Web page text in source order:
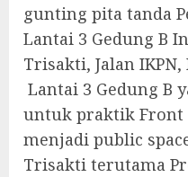
gunting pita tanda
Lantai 3 Gedung B
Trisakti, Jalan
Lantai 3 Gedung B
untuk praktik Front
menjadi public
Trisakti terutama